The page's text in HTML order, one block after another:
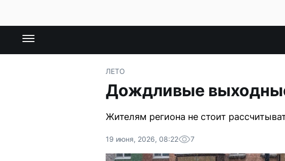
ЛЕТО
Дождливые
Жителям региона не стоит
19 июня, 2026, 08:22 7